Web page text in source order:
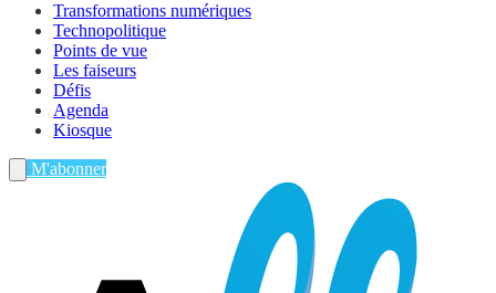
Transformations numériques
Technopolitique
Points de vue
Les faiseurs
Défis
Agenda
Kiosque
M'abonner